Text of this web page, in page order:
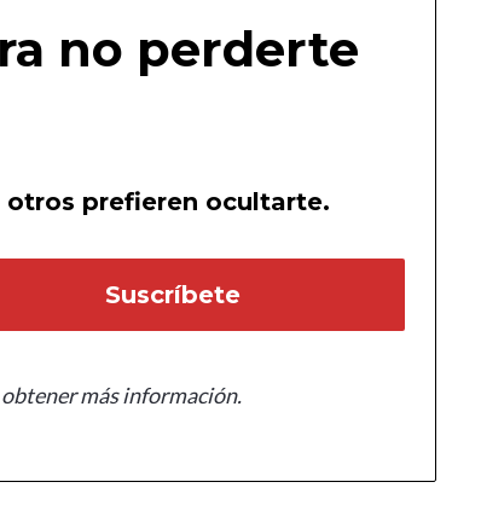
no perderte
otros prefieren ocultarte.
más información.